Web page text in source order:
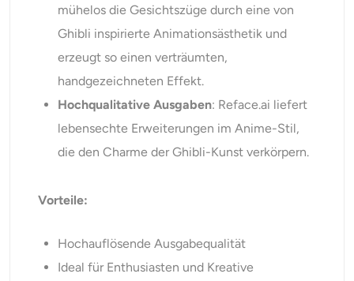
mühelos die Gesichtszüge durch eine von
Ghibli inspirierte Animationsästhetik und
erzeugt so einen verträumten,
handgezeichneten Effekt.
Hochqualitative Ausgaben: Reface.ai liefert
lebensechte Erweiterungen im Anime-Stil,
die den Charme der Ghibli-Kunst verkörpern.
Vorteile:
Hochauflösende Ausgabequalität
Ideal für Enthusiasten und Kreative